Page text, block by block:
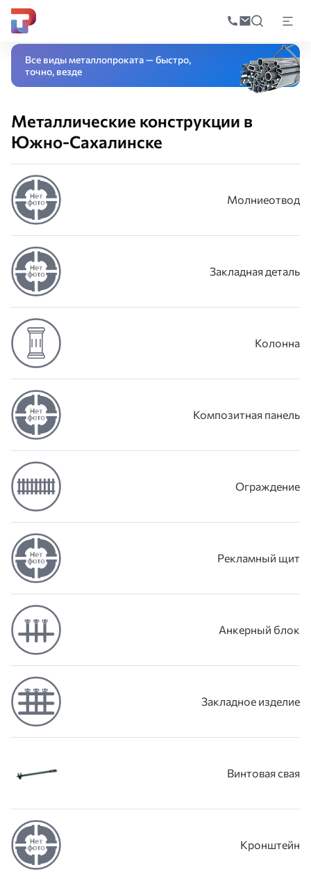
по
Главная
Все виды металлопроката — быстро,
точно, везде
Металлические конструкции в
Южно-Сахалинске
Молниеотвод
Закладная деталь
Колонна
Композитная панель
Ограждение
Рекламный щит
Анкерный блок
Закладное изделие
Винтовая свая
Кронштейн